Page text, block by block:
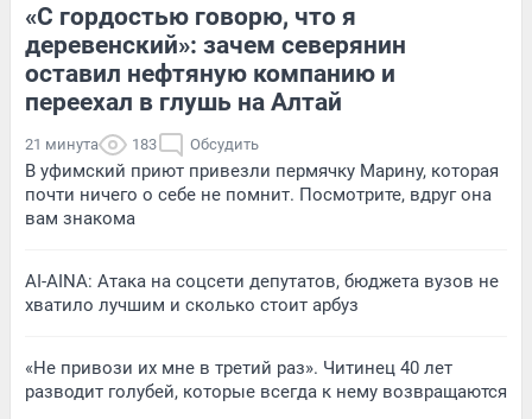
«С гордостью говорю, что я
деревенский»: зачем северянин
оставил нефтяную компанию и
переехал в глушь на Алтай
21 минута 183 Обсудить
В уфимский приют привезли пермячку Марину, которая
почти ничего о себе не помнит. Посмотрите, вдруг она
вам знакома
AI-AINA: Атака на соцсети депутатов, бюджета вузов не
хватило лучшим и сколько стоит арбуз
«Не привози их мне в третий раз». Читинец 40 лет
разводит голубей, которые всегда к нему возвращаются